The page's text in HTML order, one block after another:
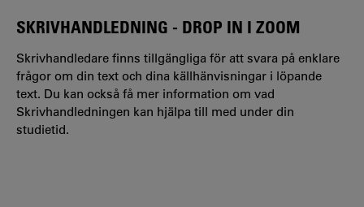
SKRIVHANDLEDNING - DROP IN I ZOOM
Skrivhandledare finns tillgängliga för att svara på enklare
frågor om din text och dina källhänvisningar i löpande
text. Du kan också få mer information om vad
Skrivhandledningen kan hjälpa till med under din
studietid.